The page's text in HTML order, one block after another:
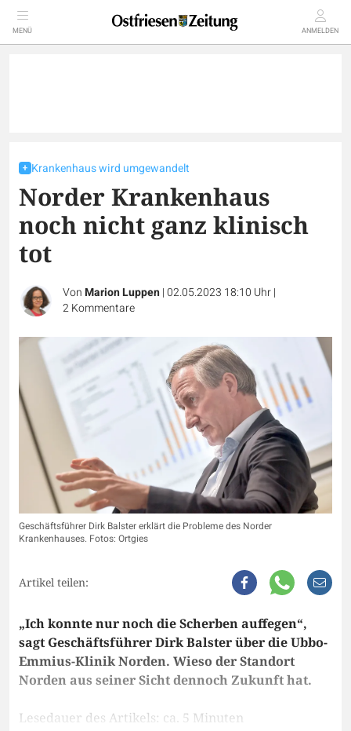
MENÜ ANMELDEN
Krankenhaus wird umgewandelt
Norder Krankenhaus
noch nicht ganz klinisch
tot
VonMarion Luppen|02.05.2023 18:10 Uhr|
2Kommentare
Geschäftsführer Dirk Balster erklärt die Probleme des Norder
Krankenhauses. Fotos: Ortgies
Artikel teilen:
„Ich konnte nur noch die Scherben auffegen“,
sagt Geschäftsführer Dirk Balster über die Ubbo-
Emmius-Klinik Norden. Wieso der Standort
Norden aus seiner Sicht dennoch Zukunft hat.
Lesedauer des Artikels: ca. 5 Minuten